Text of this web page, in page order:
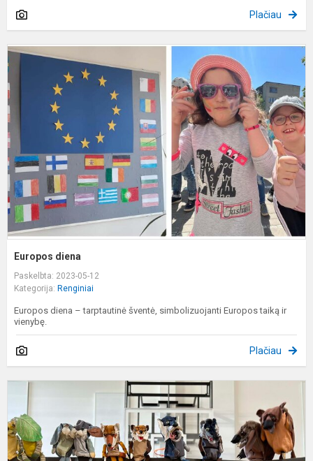
Plačiau
Europos diena
Paskelbta: 2023-05-12
Kategorija: Renginiai
Europos diena – tarptautinė šventė, simbolizuojanti Europos taiką ir
vienybę.
Plačiau